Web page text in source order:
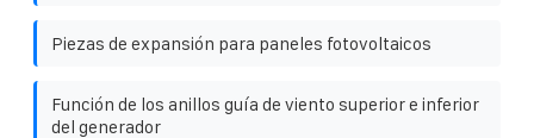
Piezas de expansión para paneles fotovoltaicos
Función de los anillos guía de viento superior e inferior
del generador